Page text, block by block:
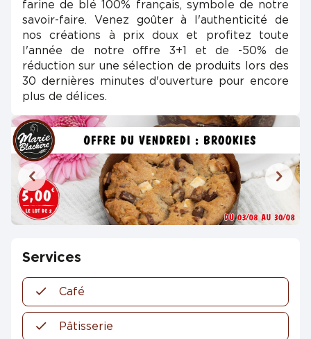
farine de blé 100% français, symbole de notre
savoir-faire. Venez goûter à l'authenticité de
nos créations à prix doux et profitez toute
l'année de notre offre 3+1 et de -50% de
réduction sur une sélection de produits lors des
30 dernières minutes d'ouverture pour encore
plus de délices.
Services
Café
Pâtisserie